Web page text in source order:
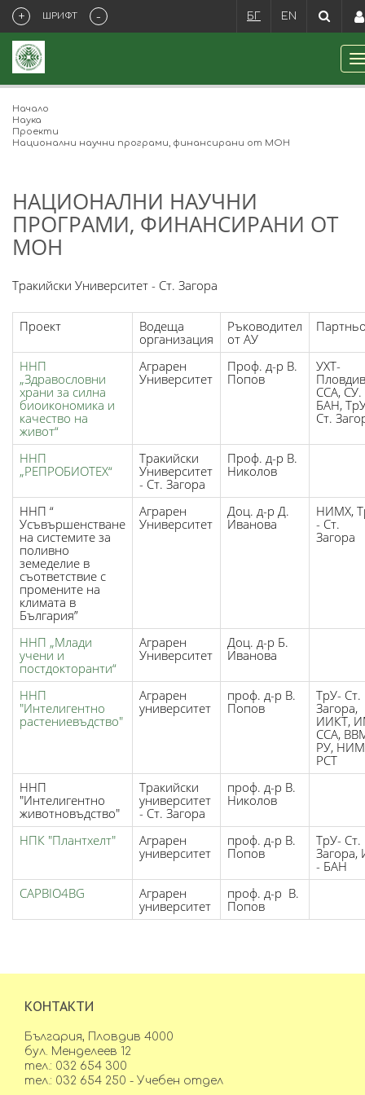
+ ШРИФТ - БГ EN
Начало
Наука
Проекти
Национални научни програми, финансирани от МОН
НАЦИОНАЛНИ НАУЧНИ
ПРОГРАМИ, ФИНАНСИРАНИ ОТ
МОН
Тракийски Университет - Ст. Загора
Проект
Водеща
организация
Ръководител
от АУ
ННП
„Здравословни
храни за силна
биоикономика и
качество на
живот“
Аграрен
Университет
Проф. д-р В.
Попов
УХТ-
ССА, СУ.
БАН,
Ст.
ННП
„РЕПРОБИОТЕХ“
Тракийски
Университет
- Ст. Загора
Проф. д-р В.
Николов
ННП “
Усъвършенстване
на системите за
поливно
земеделие в
съответствие с
промените на
климата в
България”
Аграрен
Университет
Доц. д-р Д.
Иванова
НИМХ,
- Ст.
Загора
ННП „Млади
учени и
постдокторанти“
Аграрен
Университет
Доц. д-р Б.
Иванова
ННП
"Интелигентно
растениевъдство"
Аграрен
университет
проф. д-р В.
Попов
ТрУ- Ст.
Загора,
ИИКТ,
ССА,
РУ,
РСТ
ННП
"Интелигентно
животновъдство"
Тракийски
университет
- Ст. Загора
проф. д-р В.
Николов
НПК "Плантхелт"
Аграрен
университет
проф. д-р В.
Попов
ТрУ- Ст.
Загора,
- БАН
CAPBIO4BG
Аграрен
университет
проф. д-р В.
Попов
КОНТАКТИ
България, Пловдив 4000
бул. Менделеев 12
тел.: 032 654 300
тел.: 032 654 250 - Учебен отдел